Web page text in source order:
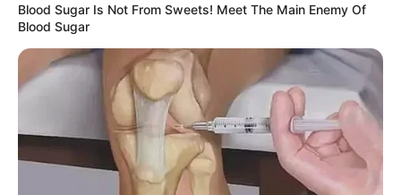
Blood Sugar Is Not From Sweets! Meet The Main Enemy Of
Blood Sugar